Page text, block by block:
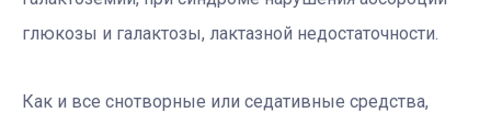
глюкозы и галактозы, лактазной недостаточности.
Как и все снотворные или седативные средства,